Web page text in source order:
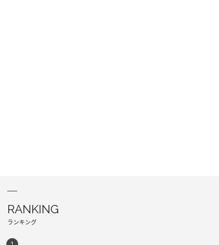
RANKING
ランキング